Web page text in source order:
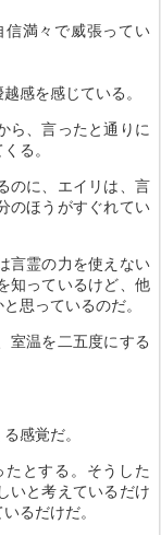
満々で威張ってい
感を感じている。
ら、言ったと通りに
る。
のに、エイリは、言
のほうがすぐれてい
言霊の力を使えない
知っているけど、他
思っているのだ。
室温を二五度にする
感覚だ。
とする。そうした
いと考えているだけ
るだけだ。